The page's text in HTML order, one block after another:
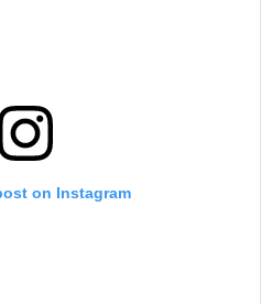
on Instagram